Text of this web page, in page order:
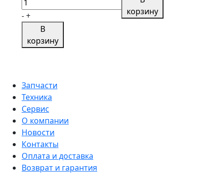
товара
Щетка
бескаркасная
BLADE
9
адаптеров
в
коробке
45см/18"
-+
В
корзину
Original
первой
помощи
корзину
Запчасти
Техника
Сервис
О компании
Новости
Контакты
Оплата и доставка
Возврат и гарантия